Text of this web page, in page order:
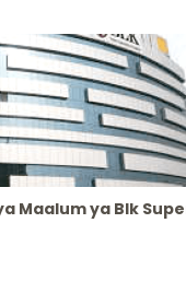
Maalum ya Blk